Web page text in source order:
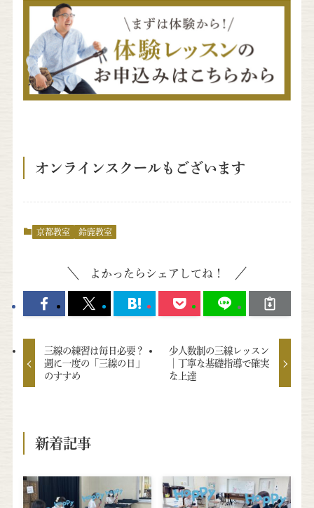
オンラインスクールもございます
京都教室 鈴鹿教室
よかったらシェアしてね！
三線の練習は毎日必要？
週に一度の「三線の日」
のすすめ
少人数制の三線レッスン
│丁寧な基礎指導で確実
な上達
新着記事